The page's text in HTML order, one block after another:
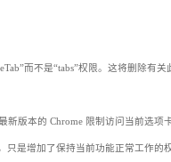
而不是“tabs”权限。这将删除有
新版本的 Chrome 限制访问当前选
是增加了保持当前功能正常工作的权